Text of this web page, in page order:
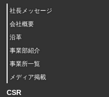
社長メッセージ
会社概要
沿革
事業部紹介
事業所一覧
メディア掲載
CSR